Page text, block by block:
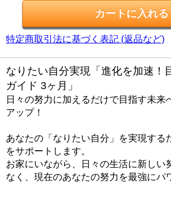
特定商取引法に基づく表記 (返品など)
なりたい自分実現「進化を加速！
ガイド 3ヶ月」
日々の努力に加えるだけで目指す未来
アップ！
あなたの「なりたい自分」を実現する
をサポートします。
お家にいながら、日々の生活に新しい
なく、現在のあなたの努力を最強にパ